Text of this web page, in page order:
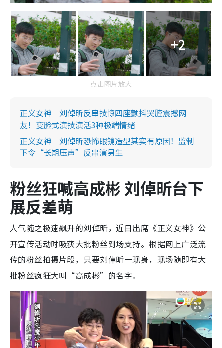
+2
点击图片放大
正义女神｜刘倬昕反串技惊四座颤抖哭腔震撼网
友！变脸式演技演活3种极端情绪
正义女神｜刘倬昕恐怖眼镜造型其实有原因！监制
下令“长期压声”反串演男生
粉丝狂喊高成彬 刘倬昕台下
展反差萌
人气随之极速飙升的刘倬昕，近日出席《正义女神》公
开宣传活动时吸获大批粉丝到场支持。根据网上广泛流
传的粉丝拍摄片段，只要刘倬昕一现身，现场随即有大
批粉丝疯狂大叫“高成彬”的名字。